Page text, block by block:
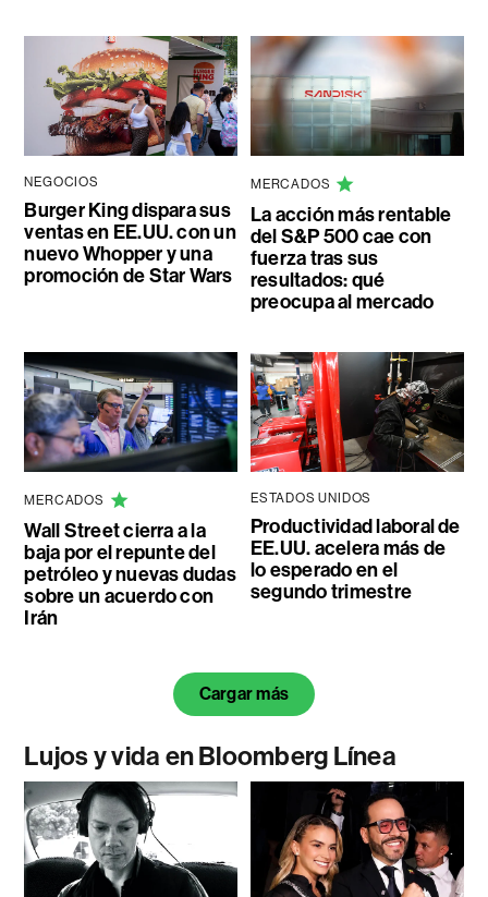
NEGOCIOS
Burger King dispara sus
ventas en EE.UU. con un
nuevo Whopper y una
promoción de Star Wars
MERCADOS
La acción más rentable
del S&P 500 cae con
fuerza tras sus
resultados: qué
preocupa al mercado
MERCADOS
Wall Street cierra a la
baja por el repunte del
petróleo y nuevas dudas
sobre un acuerdo con
Irán
ESTADOS UNIDOS
Productividad laboral de
EE.UU. acelera más de
lo esperado en el
segundo trimestre
Cargar más
Lujos y vida en Bloomberg Línea